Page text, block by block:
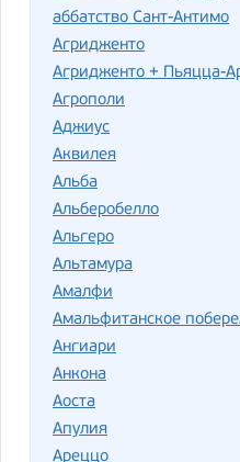
аббатство Сант-Антимо
Агридженто
Агридженто + Пьяцца-
Агрополи
Аджиус
Аквилея
Альба
Альберобелло
Альгеро
Альтамура
Амалфи
Амальфитанское
Ангиари
Анкона
Аоста
Апулия
Ареццо